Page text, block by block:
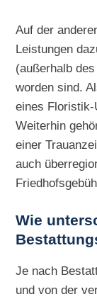
Auf der
Leistungen
(außerhalb
worden sind.
eines Floristik-
Weiterhin
einer
auch
Wie
Je nach
und von der